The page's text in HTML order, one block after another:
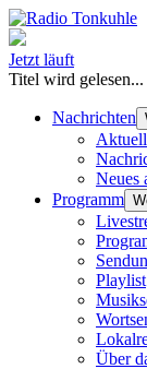
Jetzt läuft
Titel wird gelesen...
Nachrichten
Aktuell
Neues
Programm
Playlist
Über